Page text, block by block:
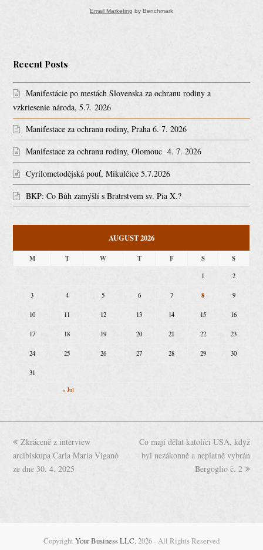
Email Marketing by Benchmark
Recent Posts
Manifestácie po mestách Slovenska za ochranu rodiny a
vzkriesenie národa, 5.7. 2026
Manifestace za ochranu rodiny, Praha 6. 7. 2026
Manifestace za ochranu rodiny, Olomouc 4. 7. 2026
Cyrilometodějská pouť, Mikulčice 5.7.2026
BKP: Co Bůh zamýšlí s Bratrstvem sv. Pia X.?
AUGUST 2026
M T W T F S S
« Jul
1 2
3 4 5 6 7 8 9
10 11 12 13 14 15 16
17 18 19 20 21 22 23
24 25 26 27 28 29 30
31
previous
post:
Zkráceně z interview
arcibiskupa Carla Maria Viganò
ze dne 30. 4. 2025
next
post:
Co mají dělat katolíci USA, když
byl nezákonně a neplatně vybrán
Bergoglio č. 2
Copyright Your Business LLC.2026 - All Rights Reserved